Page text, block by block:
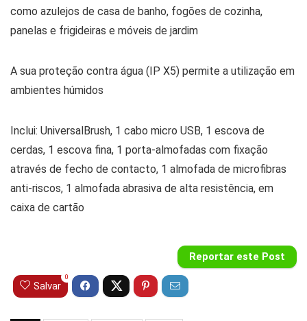
como azulejos de casa de banho, fogões de cozinha,
panelas e frigideiras e móveis de jardim
A sua proteção contra água (IP X5) permite a utilização em
ambientes húmidos
Inclui: UniversalBrush, 1 cabo micro USB, 1 escova de
cerdas, 1 escova fina, 1 porta-almofadas com fixação
através de fecho de contacto, 1 almofada de microfibras
anti-riscos, 1 almofada abrasiva de alta resistência, em
caixa de cartão
Reportar este Post
Salvar
0